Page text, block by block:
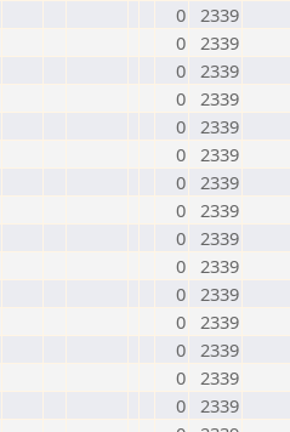
0 2339
0 2339
0 2339
0 2339
0 2339
0 2339
0 2339
0 2339
0 2339
0 2339
0 2339
0 2339
0 2339
0 2339
0 2339